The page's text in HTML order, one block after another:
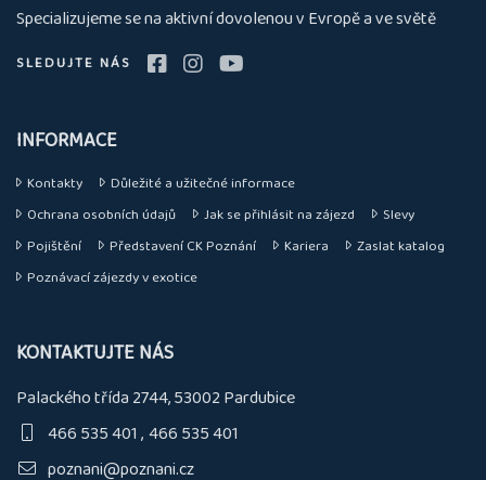
Specializujeme se na aktivní dovolenou v Evropě a ve světě
SLEDUJTE NÁS
INFORMACE
Kontakty
Důležité a užitečné informace
Ochrana osobních údajů
Jak se přihlásit na zájezd
Slevy
Pojištění
Představení CK Poznání Kariera
Zaslat katalog
Poznávací zájezdy v exotice
KONTAKTUJTE NÁS
Palackého třída 2744, 53002 Pardubice
466 535 401 466 535 401
poznani@poznani.cz